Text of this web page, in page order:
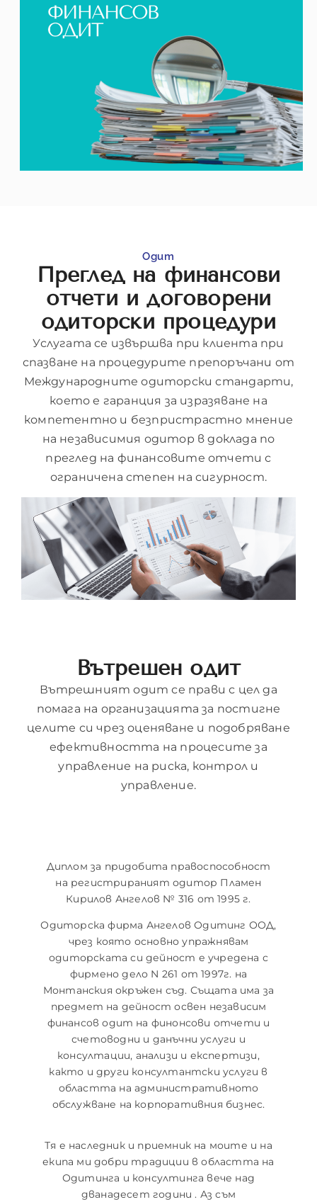
Одит
Преглед на финансови
отчети и договорени
одиторски процедури
Услугата се извършва при клиента при
спазване на процедурите препоръчани от
Международните одиторски стандарти,
което е гаранция за изразяване на
компетентно и безпристрастно мнение
на независимия одитор в доклада по
преглед на финансовите отчети с
ограничена степен на сигурност.
Вътрешен одит
Вътрешният одит се прави с цел да
помага на организацията за постигне
целите си чрез оценяване и подобряване
ефективността на процесите за
управление на риска, контрол и
управление.
Диплом за придобита правоспособност
на регистрираният одитор Пламен
Кирилов Ангелов № 316 от 1995 г.
Одиторска фирма Ангелов Одитинг ООД,
чрез която основно упражнявам
одиторската си дейност е учредена с
фирмено дело N 261 от 1997г. на
Монтанския окръжен съд. Същата има за
предмет на дейност освен независим
финансов одит на финонсови отчети и
счетоводни и данъчни услуги и
консултации, анализи и експертизи,
както и други консултантски услуги в
областта на административното
обслужване на корпоративния бизнес.
Тя е наследник и приемник на моите и на
екипа ми добри традиции в областта на
Одитинга и консултинга вече над
дванадесет години . Аз съм